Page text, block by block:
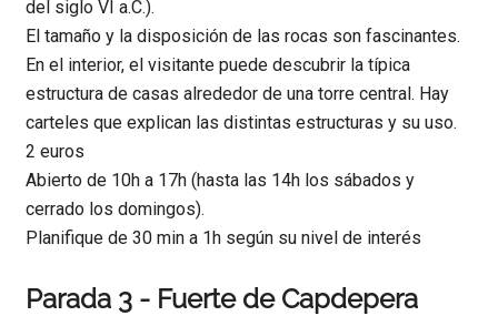
del siglo VI a.C.).
El tamaño y la disposición de las rocas son fascinantes.
En el interior, el visitante puede descubrir la típica
estructura de casas alrededor de una torre central. Hay
carteles que explican las distintas estructuras y su uso.
2 euros
Abierto de 10h a 17h (hasta las 14h los sábados y
cerrado los domingos).
Planifique de 30 min a 1h según su nivel de interés
Parada 3 - Fuerte de Capdepera